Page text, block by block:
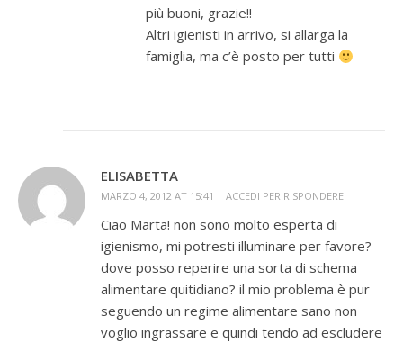
più buoni, grazie!!
Altri igienisti in arrivo, si allarga la
famiglia, ma c’è posto per tutti
ELISABETTA
MARZO 4, 2012 AT 15:41 ACCEDI PER RISPONDERE
Ciao Marta! non sono molto esperta di
igienismo, mi potresti illuminare per favore?
dove posso reperire una sorta di schema
alimentare quitidiano? il mio problema è pur
seguendo un regime alimentare sano non
voglio ingrassare e quindi tendo ad escludere